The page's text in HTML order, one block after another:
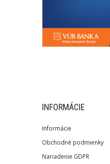
INFORMÁCIE
Informácie
Obchodné podmienky
Nariadenie GDPR